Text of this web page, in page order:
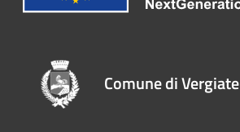
Comune di Vergiate